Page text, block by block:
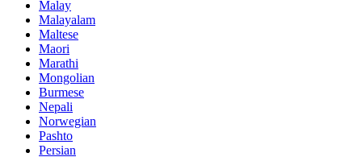
Malay
Malayalam
Maltese
Maori
Marathi
Mongolian
Burmese
Nepali
Norwegian
Pashto
Persian